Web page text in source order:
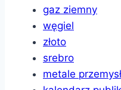
gaz ziemny
węgiel
złoto
srebro
metale